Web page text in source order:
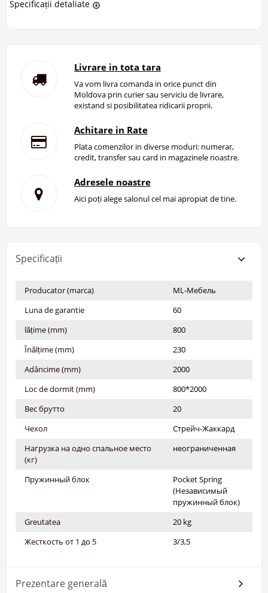
Specificații detaliate
Livrare in tota tara
Va vom livra comanda in orice punct din
Moldova prin curier sau serviciu de livrare,
existand si posibilitatea ridicarii proprii.
Achitare in Rate
Plata comenzilor in diverse moduri: numerar,
credit, transfer sau card in magazinele noastre.
Adresele noastre
Aici poți alege salonul cel mai apropiat de tine.
Specificații
Producator (marca)
ML-Мебель
Luna de garantie
60
lățime (mm)
800
Înălțime (mm)
230
Adâncime (mm)
2000
Loc de dormit (mm)
800*2000
Вес брутто
20
Чехол
Стрейч-Жаккард
Нагрузка на одно спальное место
(кг)
неограниченная
Пружинный блок
Pocket Spring
(Независимый
пружинный блок)
Greutatea
20 kg
Жесткость от 1 до 5
3/3,5
Prezentare generală